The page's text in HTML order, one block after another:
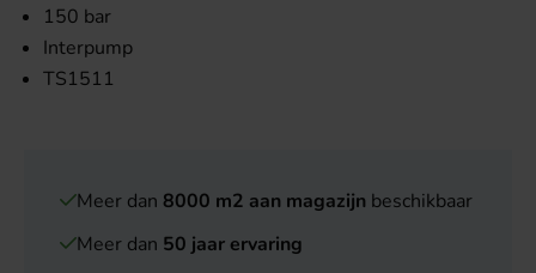
150 bar
Interpump
TS1511
Meer dan 8000 m2 aan magazijn beschikbaar
Meer dan 50 jaar ervaring